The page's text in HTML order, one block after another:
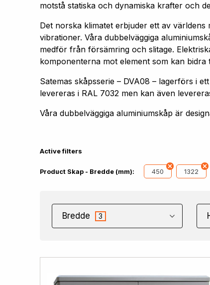
motstå statiska och dynamiska krafter och
Det norska klimatet erbjuder ett av
vibrationer. Våra dubbelväggiga
medför från försämring och slitage.
komponenterna mot element som kan
Satemas skåpsserie – DVA08 – lagerförs i
levereras i RAL 7032 men kan även
Våra dubbelväggiga aluminiumskåp är
Active filters
Product Skap - Bredde (mm): 450 1322
Bredde 3